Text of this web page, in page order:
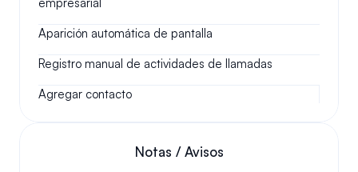
Aparición automática de pantalla
Registro manual de actividades de llamadas
Agregar contacto
Notas / Avisos